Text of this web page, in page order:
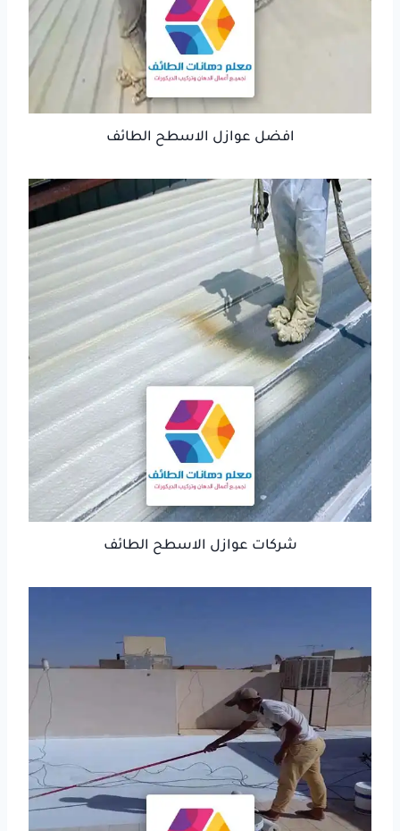
افضل عوازل الاسطح الطائف
شركات عوازل الاسطح الطائف